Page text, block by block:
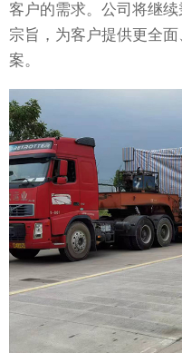
客户的需求。公司将继
宗旨，为客户提供更全
案。